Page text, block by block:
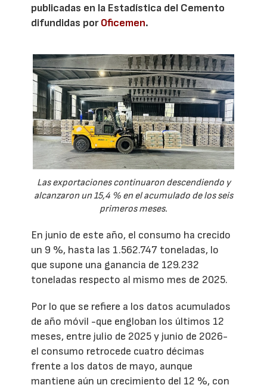
publicadas en la Estadística del Cemento
difundidas porOficemen.
Las exportaciones continuaron descendiendo y
alcanzaron un 15,4 % en el acumulado de los seis
primeros meses.
En junio de este año, el consumo ha crecido
un 9 %, hasta las 1.562.747 toneladas, lo
que supone una ganancia de 129.232
toneladas respecto al mismo mes de 2025.
Por lo que se refiere a los datos acumulados
de año móvil -que engloban los últimos 12
meses, entre julio de 2025 y junio de 2026-
el consumo retrocede cuatro décimas
frente a los datos de mayo, aunque
mantiene aún un crecimiento del 12 %, con